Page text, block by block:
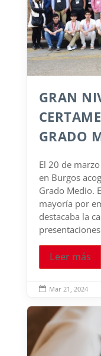
GRAN
GRADO
El 20 de
en Burgos
Grado Medio.
mayoría por
destacaba la
Leer más
 Mar 21, 2024